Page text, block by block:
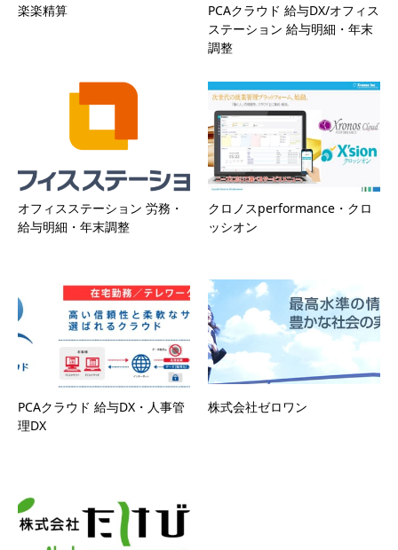
楽楽精算
PCAクラウド 給与DX/オフィス
ステーション 給与明細・年末
調整
オフィスステーション 労務・
給与明細・年末調整
クロノスperformance・クロ
ッシオン
PCAクラウド 給与DX・人事管
理DX
株式会社ゼロワン